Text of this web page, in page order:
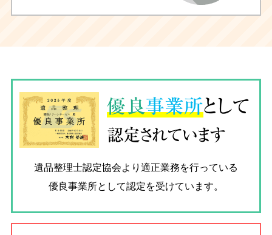
優良事業所として
認定されています
遺品整理士認定協会より適正業務を行っている
優良事業所として認定を受けています。